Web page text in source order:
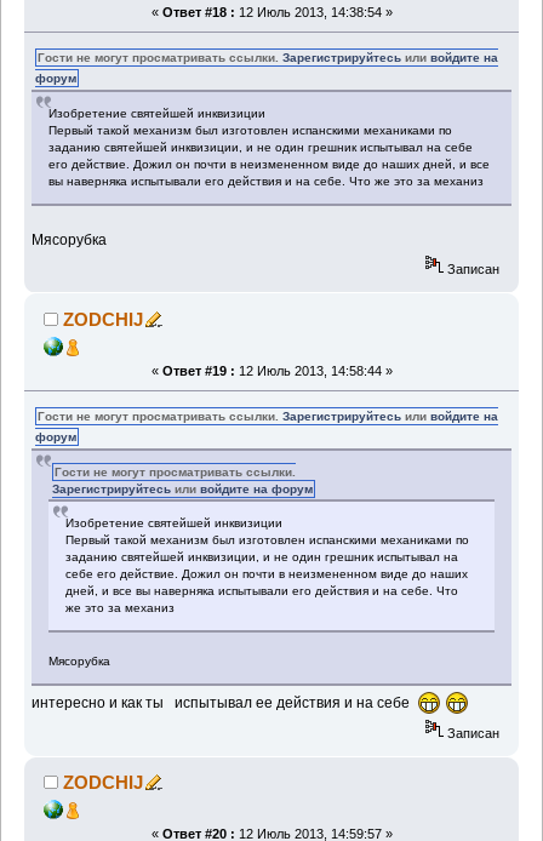
« Ответ #18 : 12 Июль 2013, 14:38:54 »
Гости не могут просматривать ссылки.Зарегистрируйтесь иливойдите на
форум
Изобретение святейшей инквизиции
Первый такой механизм был изготовлен испанскими механиками по
заданию святейшей инквизиции, и не один грешник испытывал на себе
его действие. Дожил он почти в неизмененном виде до наших дней, и все
вы наверняка испытывали его действия и на себе. Что же это за механиз
Мясорубка
Записан
ZODCHIJ
« Ответ #19 : 12 Июль 2013, 14:58:44 »
Гости не могут просматривать ссылки.Зарегистрируйтесь иливойдите на
форум
Гости не могут просматривать ссылки.
Зарегистрируйтесь иливойдите на форум
Изобретение святейшей инквизиции
Первый такой механизм был изготовлен испанскими механиками по
заданию святейшей инквизиции, и не один грешник испытывал на
себе его действие. Дожил он почти в неизмененном виде до наших
дней, и все вы наверняка испытывали его действия и на себе. Что
же это за механиз
Мясорубка
интересно и как ты испытывал ее действия и на себе
Записан
ZODCHIJ
« Ответ #20 : 12 Июль 2013, 14:59:57 »